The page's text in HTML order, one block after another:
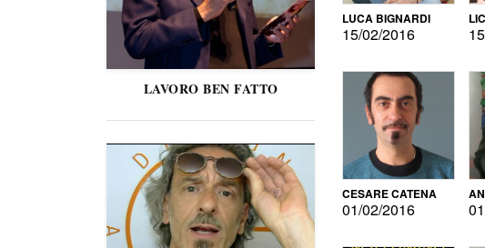
LAVORO BEN FATTO
LUCA BIGNARDI
15/02/2016
CESARE CATENA
01/02/2016